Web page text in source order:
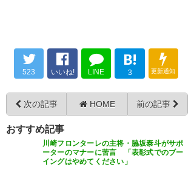
脇坂あのポーズ毎試合出るのは
草
— たな (tana_bunchan5)2021,
2月 26
523 いいね! LINE
B!
3 更新通知
次の記事 HOME 前の記事
おすすめ記事
川崎フロンターレの主将・脇坂泰斗がサポ
ーターのマナーに苦言 「表彰式でのブー
イングはやめてください」